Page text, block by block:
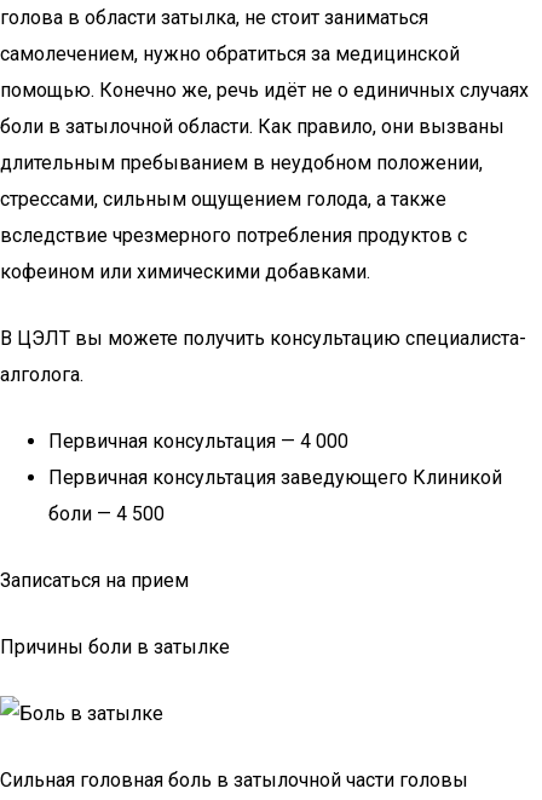
голова в области затылка, не стоит заниматься
самолечением, нужно обратиться за медицинской
помощью. Конечно же, речь идёт не о единичных случаях
боли в затылочной области. Как правило, они вызваны
длительным пребыванием в неудобном положении,
стрессами, сильным ощущением голода, а также
вследствие чрезмерного потребления продуктов с
кофеином или химическими добавками.
В ЦЭЛТ вы можете получить консультацию специалиста-
алголога.
Первичная консультация — 4 000
Первичная консультация заведующего Клиникой
боли — 4 500
Записаться на прием
Причины боли в затылке
Сильная головная боль в затылочной части головы